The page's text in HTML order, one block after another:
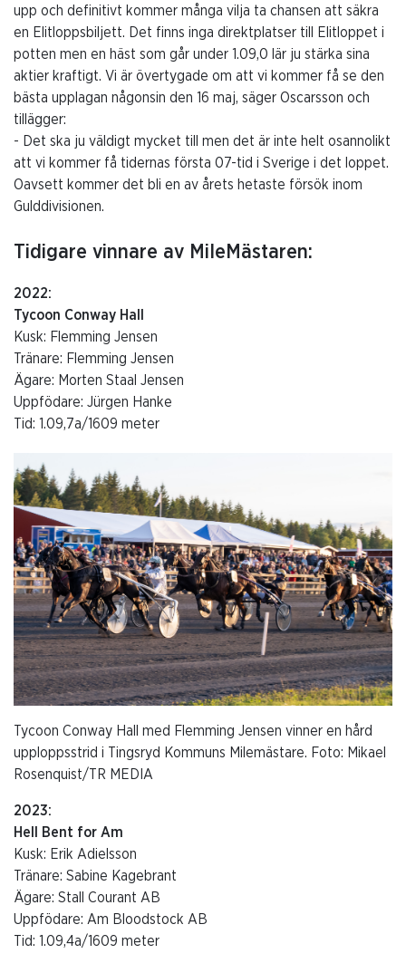
upp och definitivt kommer många vilja ta chansen att säkra
en Elitloppsbiljett. Det finns inga direktplatser till Elitloppet i
potten men en häst som går under 1.09,0 lär ju stärka sina
aktier kraftigt. Vi är övertygade om att vi kommer få se den
bästa upplagan någonsin den 16 maj, säger Oscarsson och
tillägger:
- Det ska ju väldigt mycket till men det är inte helt osannolikt
att vi kommer få tidernas första 07-tid i Sverige i det loppet.
Oavsett kommer det bli en av årets hetaste försök inom
Gulddivisionen.
Tidigare vinnare av MileMästaren:
2022:
Tycoon Conway Hall
Kusk: Flemming Jensen
Tränare: Flemming Jensen
Ägare: Morten Staal Jensen
Uppfödare: Jürgen Hanke
Tid: 1.09,7a/1609 meter
Tycoon Conway Hall med Flemming Jensen vinner en hård
upploppsstrid i Tingsryd Kommuns Milemästare. Foto: Mikael
Rosenquist/TR MEDIA
2023:
Hell Bent for Am
Kusk: Erik Adielsson
Tränare: Sabine Kagebrant
Ägare: Stall Courant AB
Uppfödare: Am Bloodstock AB
Tid: 1.09,4a/1609 meter